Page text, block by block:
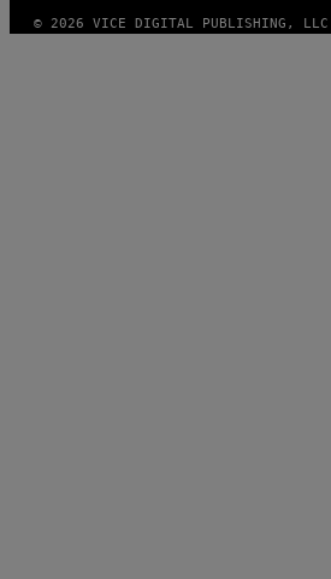
© 2026 VICE DIGITAL PUBLISHING, LLC